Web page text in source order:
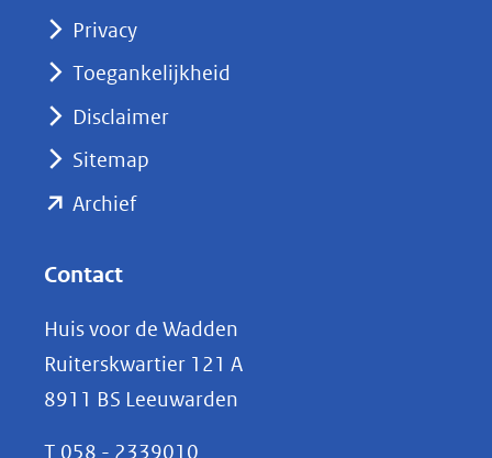
nieuw
naar
Privacy
Toegankelijkheid
Disclaimer
Sitemap
Archief(opent
(verwijst
naar
een
andere
Contact
Huis voor de Wadden
Ruiterskwartier 121 A
8911 BS Leeuwarden
T 058 - 2339010